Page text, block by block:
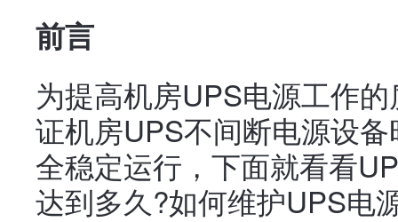
前言
为提高机房UPS电源工作
证机房UPS不间断电源设
全稳定运行，下面就看看
达到多久?如何维护UPS电